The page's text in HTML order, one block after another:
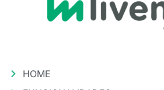
HOME